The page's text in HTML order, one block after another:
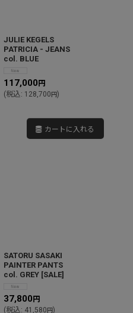
JULIE KEGELS
PATRICIA - JEANS
col. BLUE
117,000 円
(税込: 128,700円)
カートに入れる
SATORU SASAKI
PAINTER PANTS
col. GREY [SALE]
37,800 円
(税込: 41,580円)